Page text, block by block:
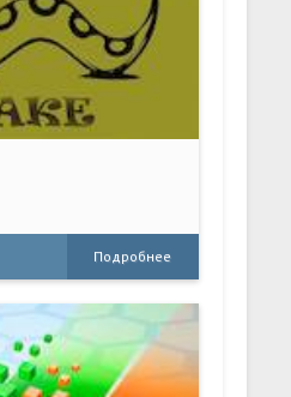
Подробнее